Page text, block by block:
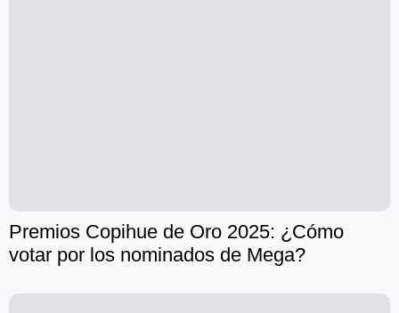
Premios Copihue de Oro 2025: ¿Cómo
votar por los nominados de Mega?